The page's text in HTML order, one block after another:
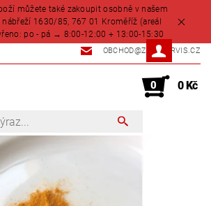
můžete také zakoupit osobně v našem
1630/85, 767 01 Kroměříž (areál
po - pá → 8:00-12:00 + 13:00-15:30
OBCHOD@ZEUSSERVIS.CZ
0 0 Kč